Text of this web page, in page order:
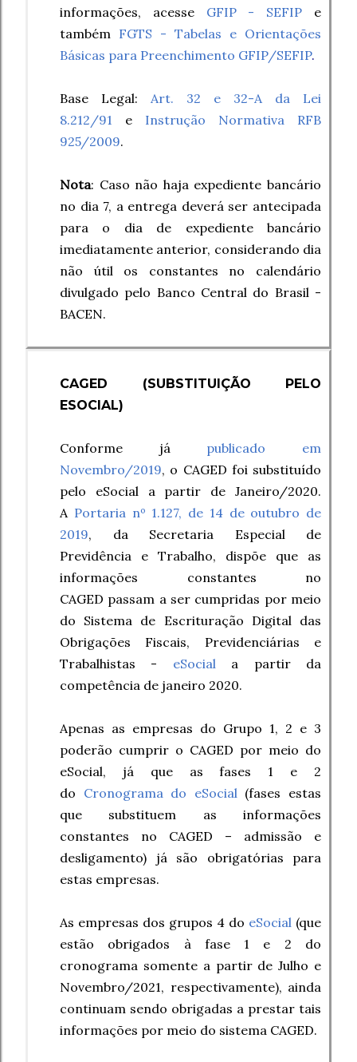
informações, acesse GFIP - SEFIP e
também FGTS - Tabelas e Orientações
Básicas para Preenchimento GFIP/SEFIP.
Base Legal: Art. 32 e 32-A da Lei
8.212/91 e Instrução Normativa RFB
925/2009.
Nota: Caso não haja expediente bancário
no dia 7, a entrega deverá ser antecipada
para o dia de expediente bancário
imediatamente anterior, considerando dia
não útil os constantes no calendário
divulgado pelo Banco Central do Brasil -
BACEN.
CAGED (SUBSTITUIÇÃO PELO
ESOCIAL)
Conforme já publicado em
Novembro/2019, o CAGED foi substituído
pelo eSocial a partir de Janeiro/2020.
A Portaria nº 1.127, de 14 de outubro de
2019, da Secretaria Especial de
Previdência e Trabalho, dispõe que as
informações constantes no
CAGED passam a ser cumpridas por meio
do Sistema de Escrituração Digital das
Obrigações Fiscais, Previdenciárias e
Trabalhistas - eSociala partir da
competência de janeiro 2020.
Apenas as empresas do Grupo 1, 2 e 3
poderão cumprir o CAGED por meio do
eSocial, já que as fases 1 e 2
do Cronograma do eSocial(fases estas
que substituem as informações
constantes no CAGED – admissão e
desligamento) já são obrigatórias para
estas empresas.
As empresas dos grupos 4 do eSocial (que
estão obrigados à fase 1 e 2 do
cronograma somente a partir de Julho e
Novembro/2021, respectivamente), ainda
continuam sendo obrigadas a prestar tais
informações por meio do sistema CAGED.